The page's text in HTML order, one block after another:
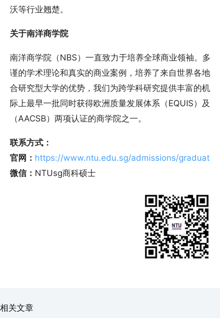
沃等行业翘楚。
关于南洋商学院
南洋商学院（NBS）一直致力于培养全球商业领袖。多
谨的学术理论和真实的商业案例，培养了来自世界各地
合研究型大学的优势，我们为跨学科研究提供丰富的机
际上最早一批同时获得欧洲质量发展体系（EQUIS）及
（AACSB）两项认证的商学院之一。
联系方式：
官网： https://www.ntu.edu.sg/admissions/graduate-
微信： NTUsg商科硕士
相关文章